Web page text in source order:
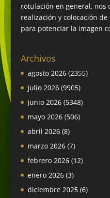
rotulación en general, nos
realización y colocación
para potenciar la imagen
Archivos
agosto 2026(2355)
julio 2026(9905)
junio 2026(5348)
mayo 2026(506)
abril 2026(8)
marzo 2026(7)
febrero 2026(12)
enero 2026(3)
diciembre 2025(6)